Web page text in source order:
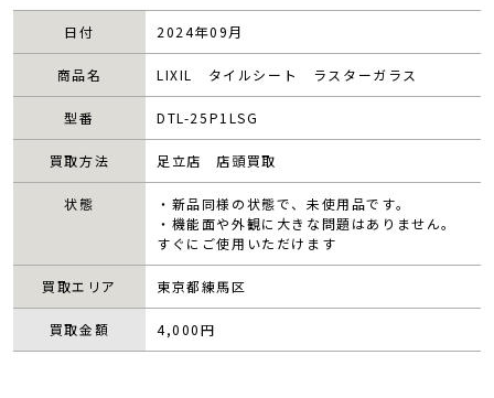
日付 2024年09月
商品名 LIXIL タイルシート ラスターガラス
型番 DTL-25P1LSG
買取方法 足立店 店頭買取
状態
・新品同様の状態で、未使用品です。
・機能面や外観に大きな問題はありません。
すぐにご使用いただけます
買取エリア 東京都練馬区
買取金額 4,000円